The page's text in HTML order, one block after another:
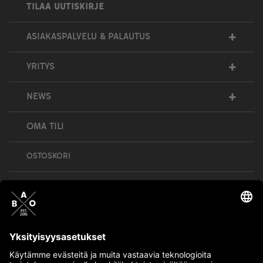
TILAA UUTISKIRJE
ASIAKASPALVELU & PALAUTUS +
YRITYS +
NEWS +
OMA TILI
OSTOSKORI
Bull’s All Out is social – follow us and show
your passion!